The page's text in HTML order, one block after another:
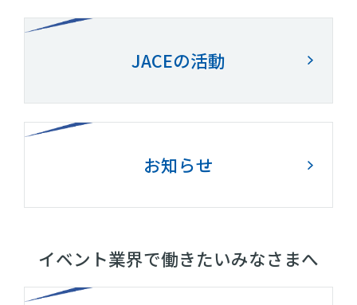
JACEの活動
お知らせ
イベント業界で働きたいみなさまへ